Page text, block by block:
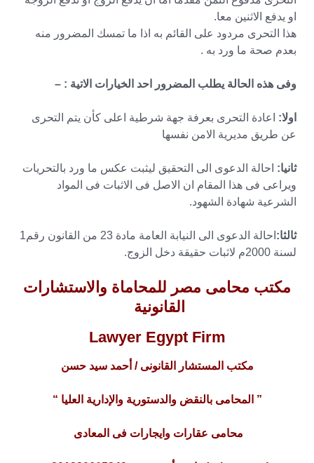
او يدفع الاثنين معا.
هذا التحرى مردود على القائم به اذا ما تمسك المضرور منه
بعدم صحة ما ورد به .
وفى هذه الحالة يطلب المضرور احد الخيارات الاتية : –
اولا: اعادة التحرى بعرفة جهة شرطية اعلى كأن يتم التحرى
عن طريق مديرية الامن نفسها
ثانيا: احالة الدعوى الى التحقيق ليثبت عكس ما ورد بالتحريات
ويراعى فى هذا المقام ان الاصل فى الاثبات فى المواد
الشرعية شهادة الشهود.
ثالثا:
احالة الدعوى الى النيابة العامة مادة 23 من القانون رقم1
لسنة 2000م لاثبات حقيقة دخل الزوج.
مكتب محامى مصر للمحاماة والاستشارات
القانونية
Lawyer Egypt Firm
مكتب المستشار القانونى / أحمد سيد حسن
” المحامى بالنقض والدستورية والإدارية العليا “
محامى عقارات وايجارات فى المعادى